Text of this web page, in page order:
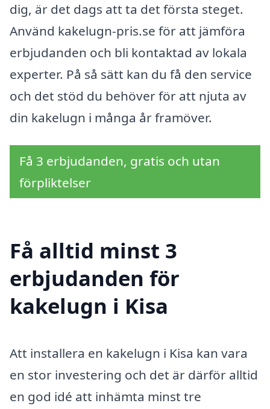
dig, är det dags att ta det första steget.
Använd kakelugn-pris.se för att jämföra
erbjudanden och bli kontaktad av lokala
experter. På så sätt kan du få den service
och det stöd du behöver för att njuta av
din kakelugn i många år framöver.
Få 3 erbjudanden, gratis och utan
förpliktelser
Få alltid minst 3
erbjudanden för
kakelugn i Kisa
Att installera en kakelugn i Kisa kan vara
en stor investering och det är därför alltid
en god idé att inhämta minst tre